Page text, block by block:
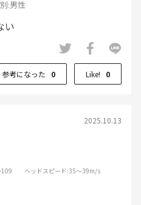
:男性
い
参考になった 0 Like! 0
2025.10.13
ヘッドスピード:35～39m/s